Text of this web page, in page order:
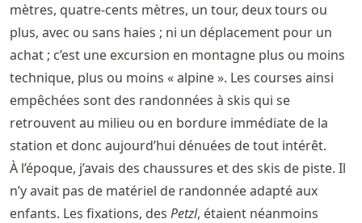
mètres, quatre-cents mètres, un tour, deux tours ou
plus, avec ou sans haies ; ni un déplacement pour un
achat ; c’est une excursion en montagne plus ou moins
technique, plus ou moins « alpine ». Les courses ainsi
empêchées sont des randonnées à skis qui se
retrouvent au milieu ou en bordure immédiate de la
station et donc aujourd’hui dénuées de tout intérêt.
À l’époque, j’avais des chaussures et des skis de piste. Il
n’y avait pas de matériel de randonnée adapté aux
enfants. Les fixations, des Petzl, étaient néanmoins